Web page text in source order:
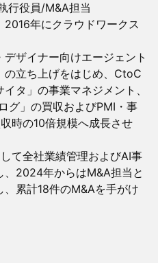
行役員/M&A担当
年にクラウドワークス
ザイナー向けエージェント
の立ち上げをはじめ、CtoC
タ」の事業マネジメント、
グ」の買収およびPMI・事
時の10倍規模へ成長させ
て全社業績管理およびAI事
2024年からはM&A担当と
累計18件のM&Aを手がけ